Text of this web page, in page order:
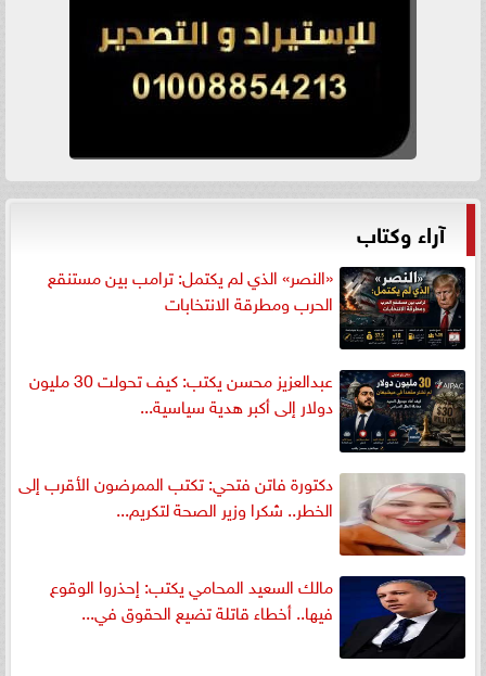
آراء وكتاب
«النصر» الذي لم يكتمل: ترامب بين مستنقع
الحرب ومطرقة الانتخابات
عبدالعزيز محسن يكتب: كيف تحولت 30 مليون
دولار إلى أكبر هدية سياسية...
دكتورة فاتن فتحي: تكتب الممرضون الأقرب إلى
الخطر.. شكرا وزير الصحة لتكريم...
مالك السعيد المحامي يكتب: إحذروا الوقوع
فيها.. أخطاء قاتلة تضيع الحقوق في...